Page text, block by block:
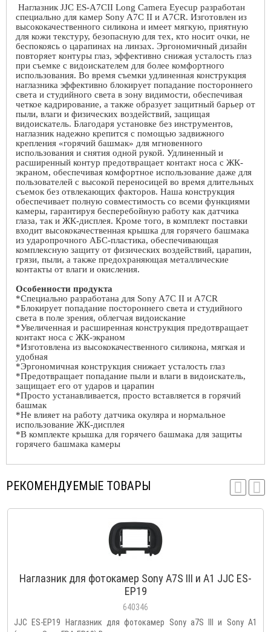
Наглазник JJC ES-A7CII Long Camera Eyecup разработан
специально для камер Sony A7C II и A7CR. Изготовлен из
высококачественного силикона и имеет мягкую, приятную
для кожи текстуру, безопасную для тех, кто носит очки, не
беспокоясь о царапинах на линзах. Эргономичный дизайн
повторяет контуры глаз, эффективно снижая усталость глаз
при съемке с видоискателем для более комфортного
использования. Во время съемки удлиненная конструкция
наглазника эффективно блокирует попадание постороннего
света и студийного света в зону видимости, обеспечивая
четкое кадрирование, а также образует защитный барьер от
пыли, влаги и физических воздействий, защищая
видоискатель. Благодаря установке без инструментов,
наглазник надежно крепится с помощью задвижного
крепления «горячий башмак» для мгновенного
использования и снятия одной рукой. Удлиненный и
расширенный контур предотвращает контакт носа с ЖК-
экраном, обеспечивая комфортное использование даже для
пользователей с высокой переносицей во время длительных
съемок без отвлекающих факторов. Наша конструкция
обеспечивает полную совместимость со всеми функциями
камеры, гарантируя бесперебойную работу как датчика
глаза, так и ЖК-дисплея. Кроме того, в комплект поставки
входит высококачественная крышка для горячего башмака
из ударопрочного АБС-пластика, обеспечивающая
комплексную защиту от физических воздействий, царапин,
грязи, пыли, а также предохраняющая металлические
контакты от влаги и окисления.
Особенности продукта
*Специально разработана для Sony A7C II и A7CR
*Блокирует попадание постороннего света и студийного
света в поле зрения, облегчая видоискание
*Увеличенная и расширенная конструкция предотвращает
контакт носа с ЖК-экраном
*Изготовлена ​​из высококачественного силикона, мягкая и
удобная
*Эргономичная конструкция снижает усталость глаз
*Предотвращает попадание пыли и влаги в видоискатель,
защищает его от ударов и царапин
*Просто устанавливается, просто вставляется в горячий
башмак
*Не влияет на работу датчика окуляра и нормальное
использование ЖК-дисплея
*В комплекте крышка для горячего башмака для защиты
горячего башмака камеры
РЕКОМЕНДУЕМЫЕ ТОВАРЫ
Наглазник для фотокамер Sony A7S III и A1 JJC ES-
EP19
640346
JJC ES-EP19 Наглазник для фотокамер Sony a7S III и Sony A1